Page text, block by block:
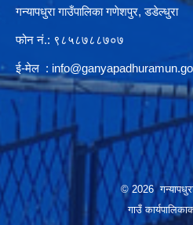
गन्यापधुरा गाउँपालिका गणेशपुर, डडेल्धुरा
फोन नं.: ९८५८७८८७०७
ई-मेल :
© 2026
गाउँ